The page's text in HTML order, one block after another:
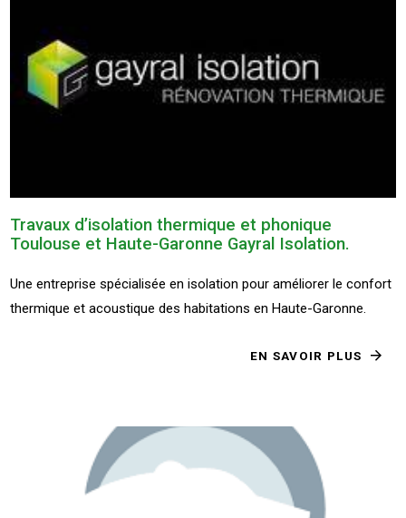
Travaux d’isolation thermique et phonique
Toulouse et Haute-Garonne Gayral Isolation.
Une entreprise spécialisée en isolation pour améliorer le confort
thermique et acoustique des habitations en Haute-Garonne.
EN SAVOIR PLUS